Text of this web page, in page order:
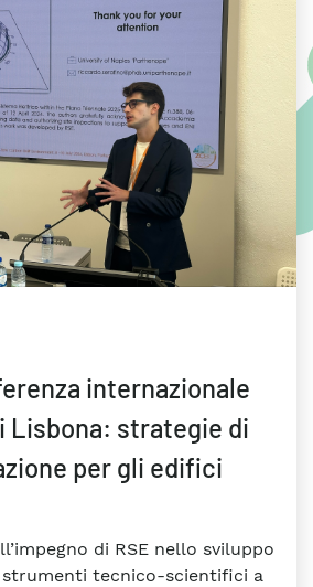
internazionale
Lisbona: strategie di
per gli edifici
di RSE nello sviluppo
tecnico-scientifici a